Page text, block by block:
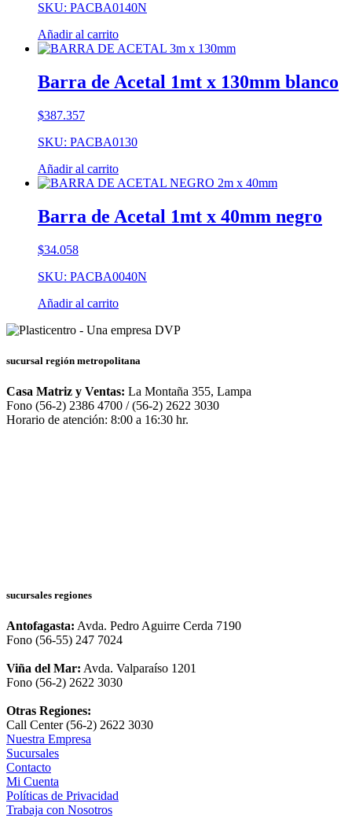
SKU: PACBA0140N
Añadir al carrito
Barra de Acetal 1mt x 130mm blanco
$387.357
SKU: PACBA0130
Añadir al carrito
Barra de Acetal 1mt x 40mm negro
$34.058
SKU: PACBA0040N
Añadir al carrito
sucursal región metropolitana
Casa Matriz y Ventas: La Montaña 355, Lampa
Fono (56-2) 2386 4700 / (56-2) 2622 3030
Horario de atención: 8:00 a 16:30 hr.
sucursales regiones
Antofagasta: Avda. Pedro Aguirre Cerda 7190
Fono (56-55) 247 7024
Viña del Mar: Avda. Valparaíso 1201
Fono (56-2) 2622 3030
Otras Regiones:
Call Center (56-2) 2622 3030
Nuestra Empresa
Sucursales
Contacto
Mi Cuenta
Políticas de Privacidad
Trabaja con Nosotros